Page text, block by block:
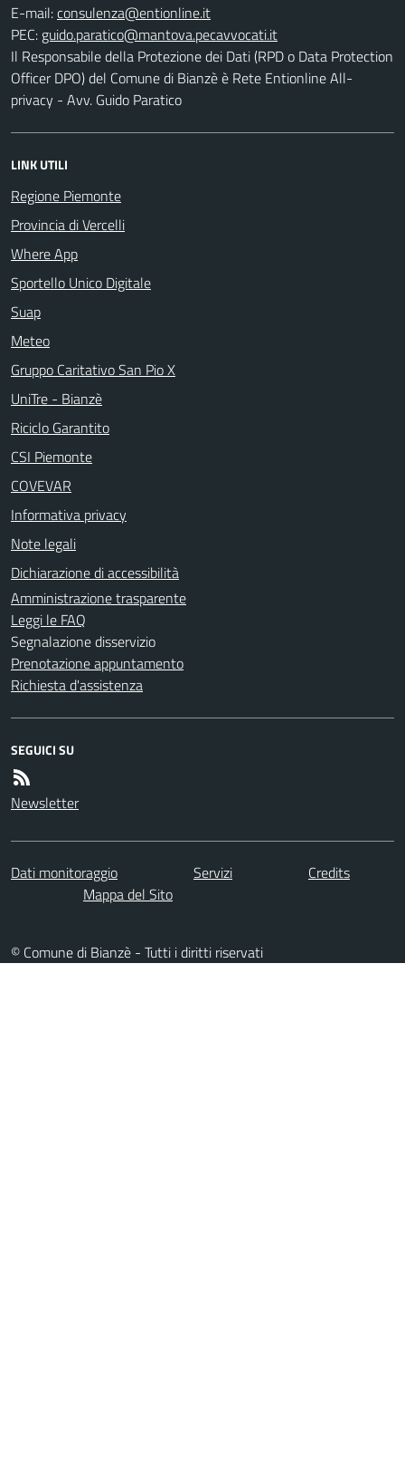
E-mail:
PEC:
Il Responsabile della Protezione dei Dati (RPD o Data Protection
Officer DPO) del Comune di Bianzè è Rete Entionline All-
privacy - Avv. Guido Paratico
LINK UTILI
Regione Piemonte
Provincia di Vercelli
Where App
Sportello Unico Digitale
Suap
Meteo
Gruppo Caritativo San Pio X
UniTre - Bianzè
Riciclo Garantito
CSI Piemonte
COVEVAR
Informativa privacy
Note legali
Dichiarazione di accessibilità
Amministrazione trasparente
Leggi le FAQ
Segnalazione disservizio
Prenotazione appuntamento
Richiesta d'assistenza
SEGUICI SU
Newsletter
Dati monitoraggio Servizi
Credits
Mappa del Sito
© Comune di Bianzè - Tutti i diritti riservati